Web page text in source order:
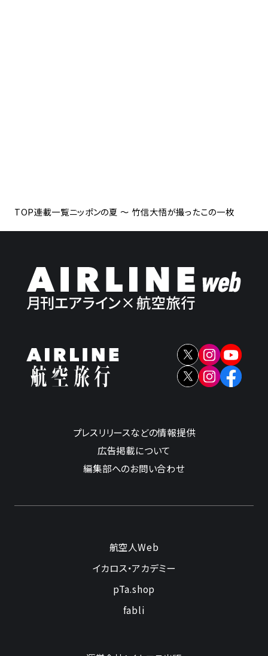
TOP連載一覧ニッポンの夏 ～ 竹信大悟が撮ったこの一枚
プレスリリースなどの情報提供
広告掲載について
編集部へのお問い合わせ
航空人Web
イカロス・アカデミー
pTa.shop
fabli